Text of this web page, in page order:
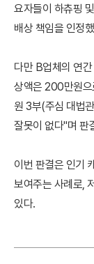
요자들이 하츄핑
배상 책임을 인정
다만 B업체의 연
상액은 200만원으
원 3부(주심 대법
잘못이 없다"며 판
이번 판결은 인기
보여주는 사례로,
있다.